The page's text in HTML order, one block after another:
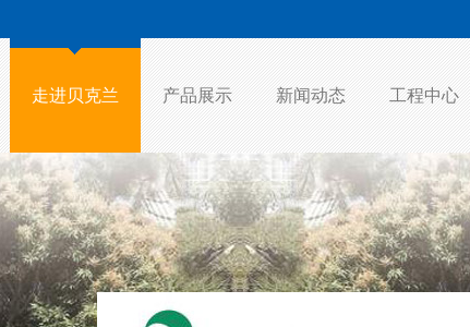
走进贝克兰 产品展示 新闻动态 工程中心